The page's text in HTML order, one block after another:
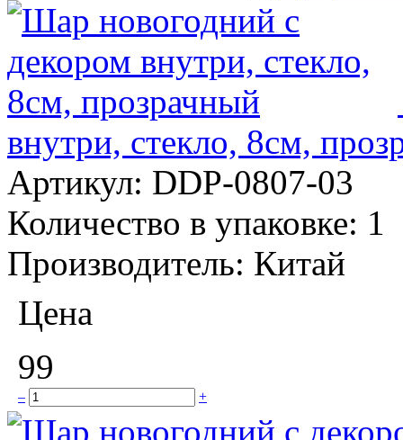
внутри, стекло, 8см,
Артикул: DDP-0807-03
Количество в упаковке: 1
Производитель: Китай
Цена
99
– +